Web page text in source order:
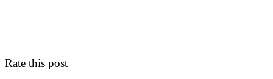
Rate this post